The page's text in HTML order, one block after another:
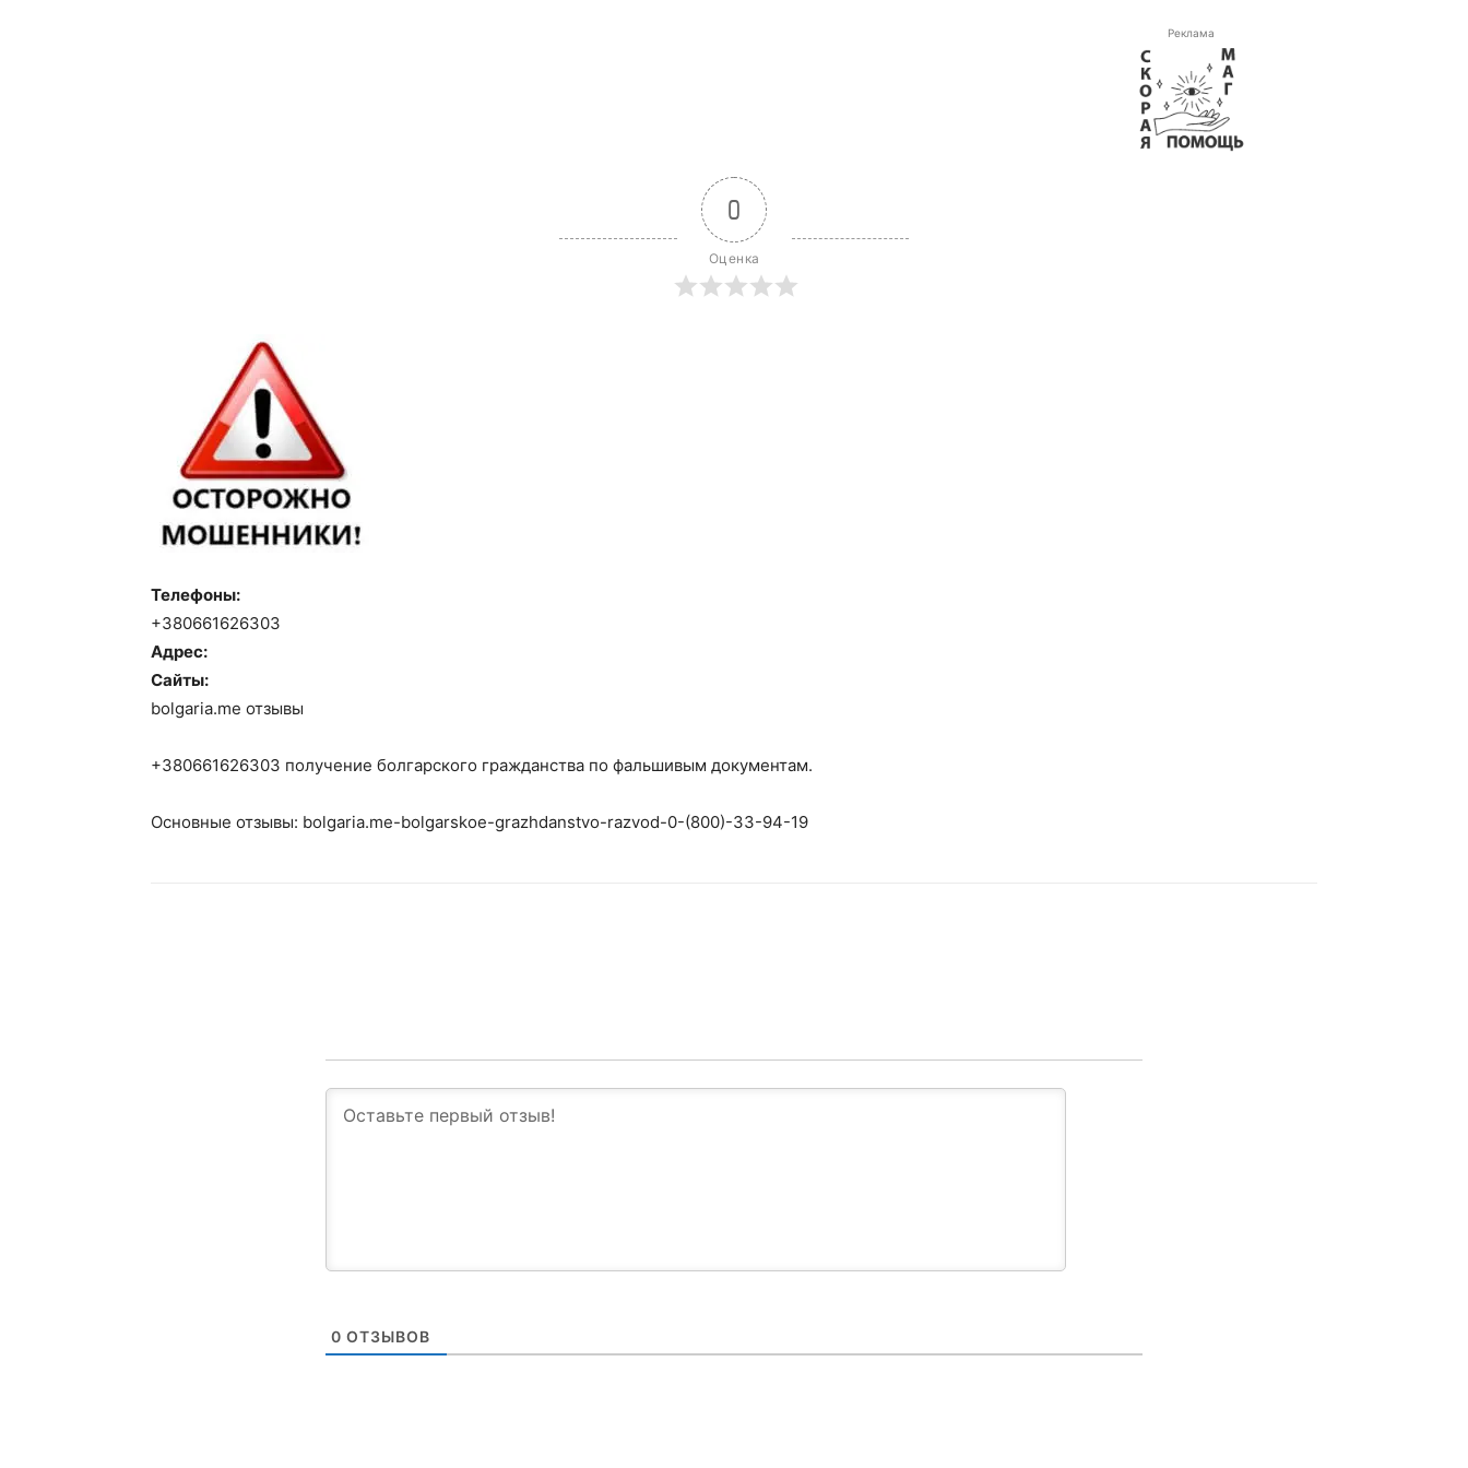
Реклама
0
Оценка
Телефоны:
+380661626303
Адрес:
Сайты:
bolgaria.me отзывы
+380661626303 получение болгарского гражданства по фальшивым документам.
Основные отзывы: bolgaria.me-bolgarskoe-grazhdanstvo-razvod-0-(800)-33-94-19
0 ОТЗЫВОВ